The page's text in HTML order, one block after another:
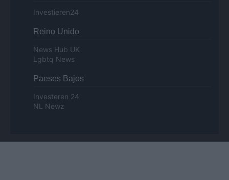
Investieren24
Reino Unido
News Hub UK
Lgbtq News
Paeses Bajos
Investeren 24
NL Newz